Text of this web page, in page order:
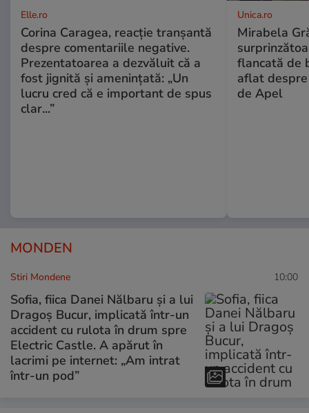
Elle.ro
Corina Caragea, reacție tranșantă
despre comentariile negative.
Prezentatoarea a dezvăluit că a
fost jignită și amenințată: „Un
lucru cred că e important de spus
clar...”
Unica.ro
Mirabela
flancată de
aflat
de Apel
MONDEN
Stiri Mondene 10:00
Sofia, fiica Danei Nălbaru și a lui
Dragoș Bucur, implicată într-un
accident cu rulota în drum spre
Electric Castle. A apărut în
lacrimi pe internet: „Am intrat
într-un pod”